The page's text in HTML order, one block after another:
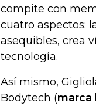
compite con
cuatro aspectos:
asequibles, crea
tecnología.
Así mismo,
Bodytech (marca